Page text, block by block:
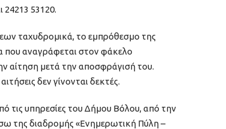
24213 53120.
ταχυδρομικά, το εμπρόθεσμο της
που αναγράφεται στον φάκελο
αίτηση μετά την αποσφράγισή του.
δεν γίνονται δεκτές.
τις υπηρεσίες του Δήμου Βόλου, από την
της διαδρομής «Ενημερωτική Πύλη –